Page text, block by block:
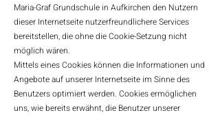
Maria-Graf Grundschule in Aufkirchen den Nutzern
dieser Internetseite nutzerfreundlichere Services
bereitstellen, die ohne die Cookie-Setzung nicht
möglich wären.
Mittels eines Cookies können die Informationen und
Angebote auf unserer Internetseite im Sinne des
Benutzers optimiert werden. Cookies ermöglichen
uns, wie bereits erwähnt, die Benutzer unserer